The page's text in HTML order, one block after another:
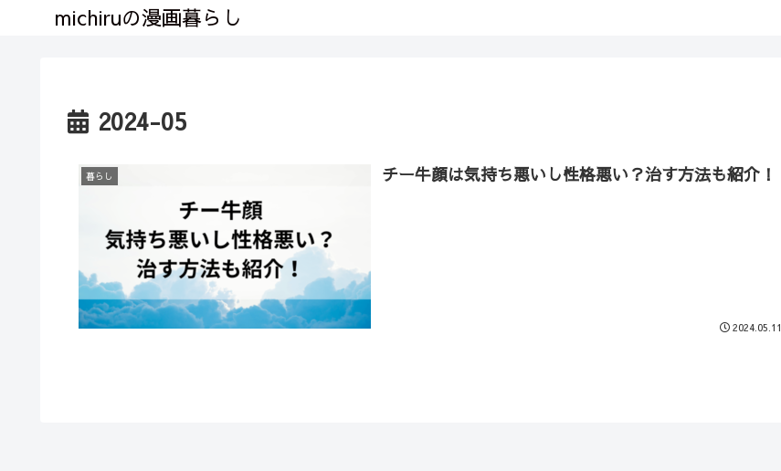
michiruの漫画暮らし
2024-05
暮らし チー牛顔は気持ち悪いし性格悪い？治す方法も紹介！
2024.05.11